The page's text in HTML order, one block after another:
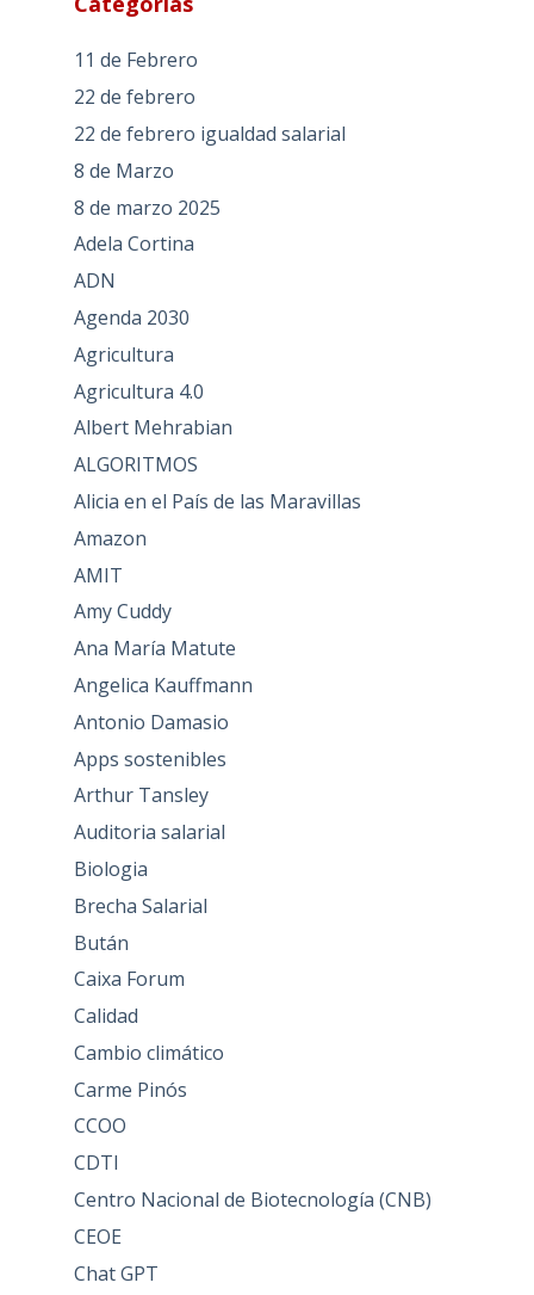
11 de Febrero
22 de febrero
22 de febrero igualdad salarial
8 de Marzo
8 de marzo 2025
Adela Cortina
ADN
Agenda 2030
Agricultura
Agricultura 4.0
Albert Mehrabian
ALGORITMOS
Alicia en el País de las Maravillas
Amazon
AMIT
Amy Cuddy
Ana María Matute
Angelica Kauffmann
Antonio Damasio
Apps sostenibles
Arthur Tansley
Auditoria salarial
Biologia
Brecha Salarial
Bután
Caixa Forum
Calidad
Cambio climático
Carme Pinós
CCOO
CDTI
Centro Nacional de Biotecnología (CNB)
CEOE
Chat GPT